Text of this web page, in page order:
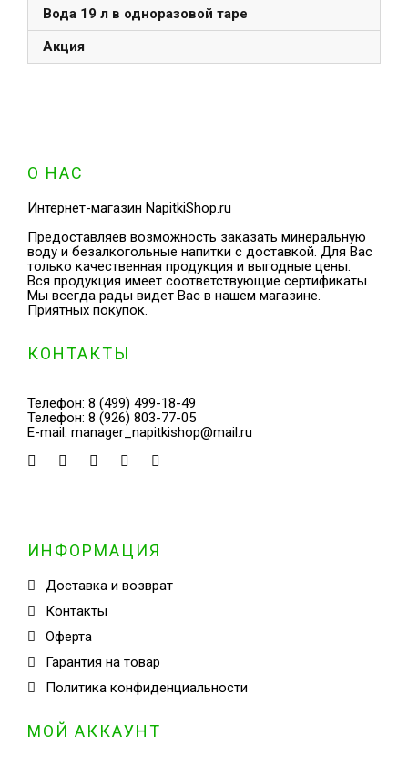
Вода 19 л в одноразовой таре
Акция
О НАС
Интернет-магазин NapitkiShop.ru
Предоставляев возможность заказать минеральную
воду и безалкогольные напитки с доставкой. Для Вас
только качественная продукция и выгодные цены.
Вся продукция имеет соответствующие сертификаты.
Мы всегда рады видет Вас в нашем магазине.
Приятных покупок.
КОНТАКТЫ
Телефон: 8 (499) 499-18-49
Телефон: 8 (926) 803-77-05
E-mail: manager_napitkishop@mail.ru
ИНФОРМАЦИЯ
Доставка и возврат
Контакты
Оферта
Гарантия на товар
Политика конфиденциальности
МОЙ АККАУНТ